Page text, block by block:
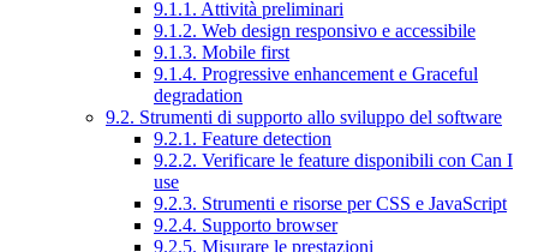
9.1.1. Attività preliminari
9.1.2. Web design responsivo e accessibile
9.1.3. Mobile first
9.1.4. Progressive enhancement e Graceful
degradation
9.2. Strumenti di supporto allo sviluppo del software
9.2.1. Feature detection
9.2.2. Verificare le feature disponibili con Can I
use
9.2.3. Strumenti e risorse per CSS e JavaScript
9.2.4. Supporto browser
9.2.5. Misurare le prestazioni